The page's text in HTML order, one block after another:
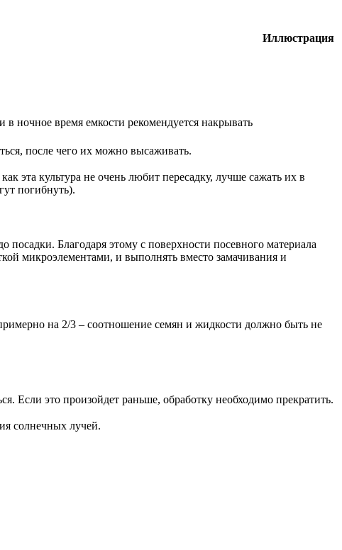
Иллюстрация
ночное время емкости рекомендуется накрывать
после чего их можно высаживать.
эта культура не очень любит пересадку, лучше сажать их в
погибнуть).
посадки. Благодаря этому с поверхности посевного материала
микроэлементами, и выполнять вместо замачивания и
на 2/3 – соотношение семян и жидкости должно быть не
Если это произойдет раньше, обработку необходимо прекратить.
солнечных лучей.